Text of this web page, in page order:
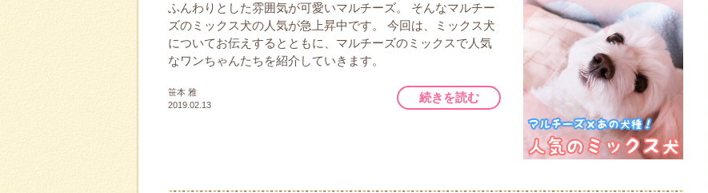
ふんわりとした雰囲気が可愛いマルチーズ。 そんなマルチー
ズのミックス犬の人気が急上昇中です。 今回は、ミックス犬
についてお伝えするとともに、マルチーズのミックスで人気
なワンちゃんたちを紹介していきます。
続きを読む
笹本 雅
2019.02.13